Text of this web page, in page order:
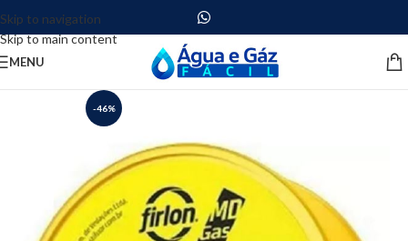
Skip to navigation
Skip to main content
MENU
-46%